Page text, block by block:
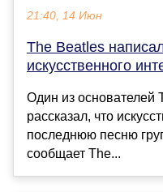
21:40, 14 Июн
The Beatles
искусственного
Один из основателей
рассказал, что
последнюю песню
сообщает The...